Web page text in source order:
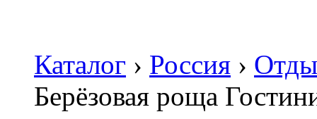
Каталог › Россия ›
Берёзовая роща